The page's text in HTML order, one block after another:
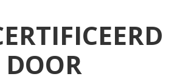
DOOR